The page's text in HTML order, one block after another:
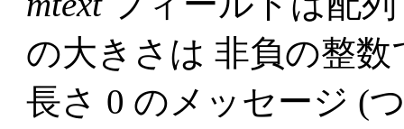
の大きさは 非負の整
長さ 0 のメッセージ (